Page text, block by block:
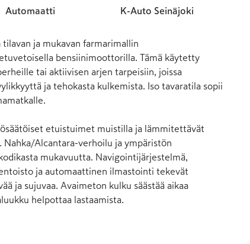
Automaatti K-Auto Seinäjoki
tilavan ja mukavan farmarimallin
bensiinimoottorilla. Tämä käytetty
tai aktiivisen arjen tarpeisiin, joissa
ja tehokasta kulkemista. Iso tavaratila sopii
etuistuimet muistilla ja lämmitettävät
Nahka/Alcantara-verhoilu ja ympäristön
mukavuutta. Navigointijärjestelmä,
ja automaattinen ilmastointi tekevät
ja sujuvaa. Avaimeton kulku säästää aikaa
helpottaa lastaamista.